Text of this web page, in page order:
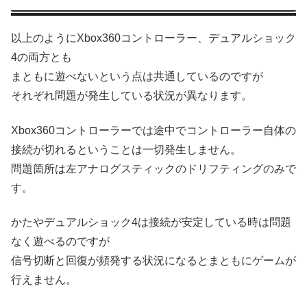
以上のようにXbox360コントローラー、デュアルショック
4の両方とも
まともに遊べないという点は共通しているのですが
それぞれ問題が発生している状況が異なります。
Xbox360コントローラーでは途中でコントローラー自体の
接続が切れるということは一切発生しません。
問題箇所は左アナログスティックのドリフティングのみで
す。
かたやデュアルショック4は接続が安定している時は問題
なく遊べるのですが
信号切断と回復が頻発する状況になるとまともにゲームが
行えません。